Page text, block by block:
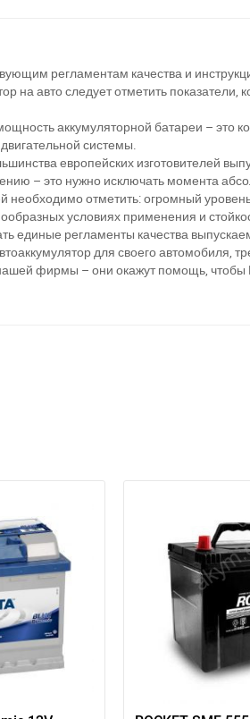
регламентам качества и
на авто следует отметить показатели,
аккумуляторной батареи – это
системы.
европейских изготовителей
– это нужно исключать момента
отметить: огромный
условиях применения и
единые регламенты качества
для своего автомобиля,
фирмы – они окажут помощь,
- дзвоніть, пишіть у Viber / Telegram
в Viber Написати в Telegram